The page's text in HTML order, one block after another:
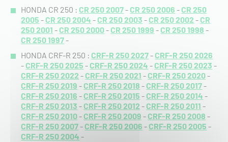
HONDA CR 250 :CR 250 2007-CR 250 2006 -CR 250
2005 -CR 250 2004 -CR 250 2003 -CR 250 2002-CR
250 2001 -CR 250 2000-CR 250 1999 -CR 250 1998 -
CR 250 1997-
HONDA CRF-R 250 :CRF-R 250 2027-CRF-R 250 2026
-CRF-R 250 2025 -CRF-R 250 2024 -CRF-R 250 2023 -
CRF-R 250 2022-CRF-R 250 2021 -CRF-R 250 2020-
CRF-R 250 2019 -CRF-R 250 2018 -CRF-R 250 2017-
CRF-R 250 2016 -CRF-R 250 2015 -CRF-R 250 2014 -
CRF-R 250 2013 -CRF-R 250 2012-CRF-R 250 2011 -
CRF-R 250 2010-CRF-R 250 2009 -CRF-R 250 2008 -
CRF-R 250 2007- CRF-R 250 2006 -CRF-R 250 2005 -
CRF-R 250 2004 -